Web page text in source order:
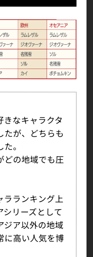
なキャラクタ
たが、どちらも
。
どの地域でも圧
ラランキング上
リーズとして
ジア以外の地域
に高い人気を博